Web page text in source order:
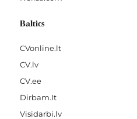
Baltics
CVonline.lt
CV.lv
CV.ee
Dirbam.It
Visidarbi.lv